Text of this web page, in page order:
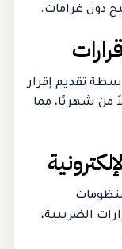
دون غرامات.
تقديم إقرار
كل 3 شهور بدلاً من شهريًا، مما
الضريبية،